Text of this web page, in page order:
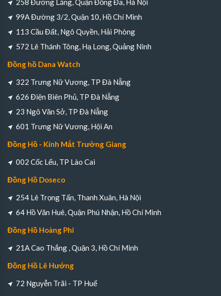
258 Đường Láng, Quận Đống Đa, Hà Nội
99A Đường 3/2, Quận 10, Hồ Chí Minh
113 Cầu Đất, Ngô Quyền, Hải Phòng
572 Lê Thánh Tông, Hạ Long, Quảng Ninh
Đồng hồ Dana Watch
322 Trưng Nữ Vương, TP Đà Nẵng
626 Điện Biên Phủ, TP Đà Nẵng
23 Ngô Văn Sở, TP Đà Nẵng
601 Trưng Nữ Vương, Hội An
Đồng Hồ - Kính Mắt Trường Giang
002 Cốc Lếu, TP Lào Cai
Đồng Hồ Doseco
254 Lê Trọng Tấn, Thanh Xuân, Hà Nội
64 Hồ Văn Huê, Quận Phú Nhận, Hồ Chí Minh
Đồng Hồ Hoàng Phi
21A Cao Thắng , Quận 3, Hồ Chí Minh
Đồng Hồ Lê Hướng
72 Nguyễn Trãi - TP Huế